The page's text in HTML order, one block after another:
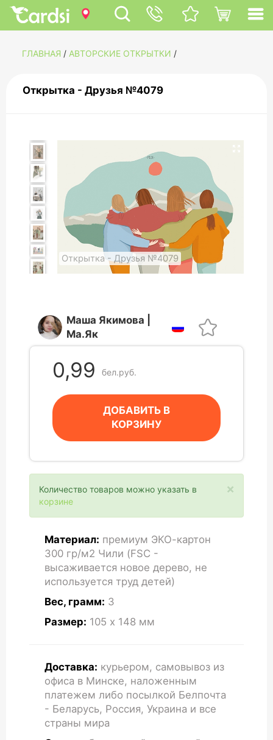
ГЛАВНАЯ / АВТОРСКИЕ ОТКРЫТКИ /
Открытка - Друзья №4079
Открытка - Друзья №4079
Маша Якимова |
Ма.Як
0,99 бел.руб.
ДОБАВИТЬ В
КОРЗИНУ
×
Количество товаров можно указать в
корзине
Материал: премиум ЭКО-картон
300 гр/м2 Чили (FSC -
высаживается новое дерево, не
используется труд детей)
Вес, грамм: 3
Размер: 105 x 148 мм
Доставка: курьером, самовывоз из
офиса в Минске, наложенным
платежем либо посылкой Белпочта
- Беларусь, Россия, Украина и все
страны мира